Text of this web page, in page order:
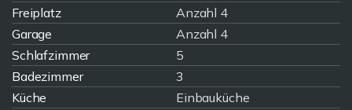
Freiplatz
Anzahl 4
Garage
Anzahl 4
Schlafzimmer
5
Badezimmer
3
Küche
Einbauküche